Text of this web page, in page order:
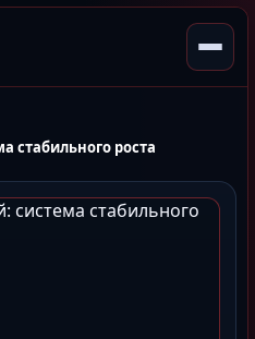
стабильного роста